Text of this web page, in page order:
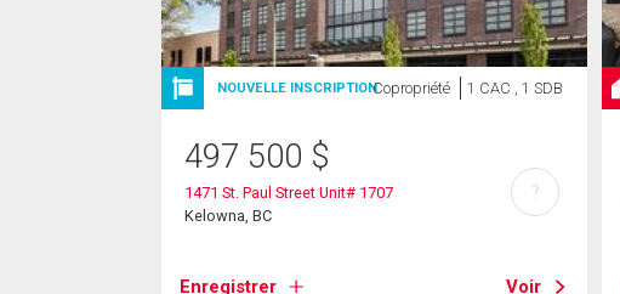
NOUVELLE INSCRIPTIONCopropriété 1 CAC , 1 SDB
497 500 $
1471 St. Paul Street Unit# 1707
Kelowna, BC
Enregistrer Voir
?